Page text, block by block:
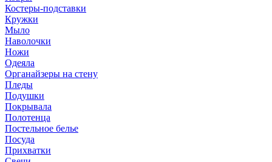
Костеры-подставки
Кружки
Мыло
Наволочки
Ножи
Одеяла
Органайзеры на стену
Пледы
Подушки
Покрывала
Полотенца
Постельное белье
Посуда
Прихватки